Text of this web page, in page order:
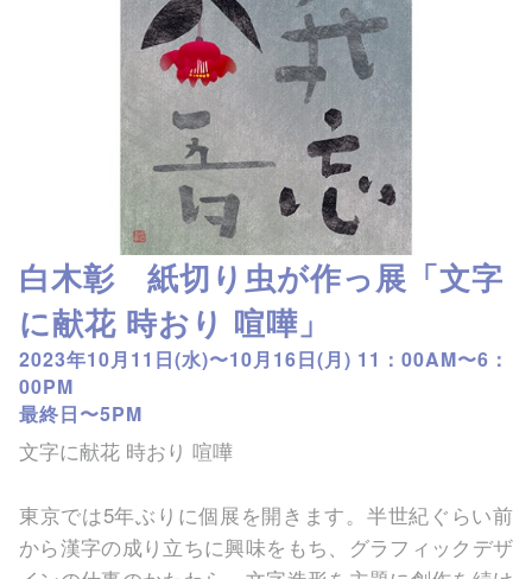
白木彰 紙切り虫が作っ展「文字
に献花 時おり 喧嘩」
2023年10月11日(水)〜10月16日(月) 11：00AM〜6：
00PM
最終日〜5PM
文字に献花 時おり 喧嘩
東京では5年ぶりに個展を開きます。半世紀ぐらい前
から漢字の成り立ちに興味をもち、グラフィックデザ